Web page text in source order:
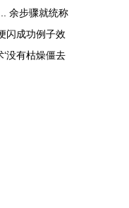
余步骤就统称
闪成功例子效
没有枯燥僵去